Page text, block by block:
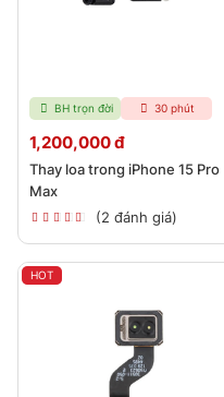
BH trọn đời 30 phút
1,200,000 đ
Thay loa trong iPhone 15 Pro
Max
(2 đánh giá)
HOT